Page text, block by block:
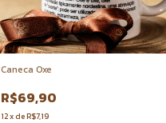
Caneca Oxe
R$69,90
12xdeR$7,19